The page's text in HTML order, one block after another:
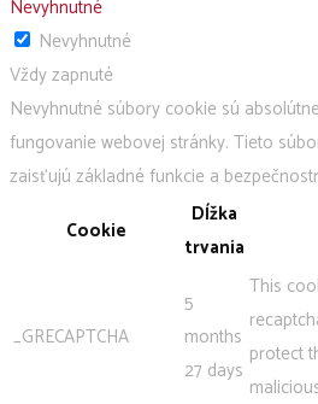
Nevyhnutné
Nevyhnutné
Vždy zapnuté
Nevyhnutné súbory cookie sú
fungovanie webovej stránky. Tieto
zaisťujú základné funkcie a
Cookie
Dĺžka
trvania
_GRECAPTCHA
5
months
27 days
This
protect